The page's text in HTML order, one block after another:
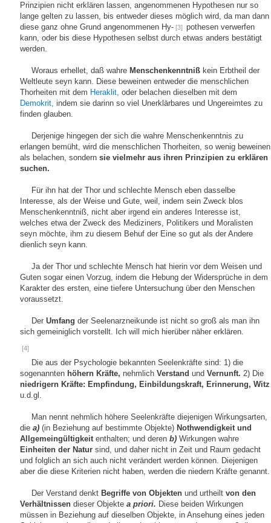
Prinzipien nicht erklären lassen, angenommenen Hypothesen nur so
lange gelten zu lassen, bis entweder dieses möglich wird, da man dann
diese ganz ohne Grund angenommenen Hy- [3] pothesen verwerfen
kann, oder bis diese Hypothesen selbst durch etwas anders bestätigt
werden.
Woraus erhellet, daß wahre Menschenkenntniß kein Erbtheil der
Weltleute seyn kann. Diese beweinen entweder die menschlichen
Thorheiten mit dem Heraklit, oder belachen dieselben mit dem
Demokrit, indem sie darinn so viel Unerklärbares und Ungereimtes zu
finden glauben.
Derjenige hingegen der sich die wahre Menschenkenntnis zu
erlangen bemüht, wird die menschlichen Thorheiten, so wenig beweinen
als belachen, sondern sie vielmehr aus ihren Prinzipien zu erklären
suchen.
Für ihn hat der Thor und schlechte Mensch eben dasselbe
Interesse, als der Weise und Gute, weil, indem sein Zweck blos
Menschenkenntniß, nicht aber irgend ein anderes Interesse ist,
welches etwa der Zweck des Mediziners, Politikers und Moralisten
seyn möchte, ihm zu diesem Behuf der Eine so gut als der Andere
dienlich seyn kann.
Ja der Thor und schlechte Mensch hat hierin vor dem Weisen und
Guten sogar einen Vorzug, indem die Hebung der Widersprüche in dem
Karakter des ersten, eine tiefere Untersuchung über den Menschen
voraussetzt.
DerUmfang der Seelenarzneikunde ist nicht so groß als man ihn
sich gemeiniglich vorstellt. Ich will mich hierüber näher erklären.
[4]
Die aus der Psychologie bekannten Seelenkräfte sind: 1) die
sogenannten höhern Kräfte, nehmlich Verstand und Vernunft. 2) Die
niedrigern Kräfte: Empfindung, Einbildungskraft, Erinnerung, Witz
u.d.gl.
Man nennt nehmlich höhere Seelenkräfte diejenigen Wirkungsarten,
die a) (in Beziehung auf bestimmte Objekte) Nothwendigkeit und
Allgemeingültigkeitenthalten; und deren b) Wirkungen wahre
Einheiten der Natur sind, und daher nicht in Zeit und Raum gedacht
und folglich an sich auch nicht verändert werden können. Diejenigen
aber die diese Kriterien nicht haben, werden die niedern Kräfte genannt.
Der Verstand denkt Begriffe von Objekten und urtheiltvon den
Verhältnissen dieser Objekte a priori. Diese beiden Wirkungen
müssen in Beziehung auf dieselben Objekte, in Ansehung eines jeden